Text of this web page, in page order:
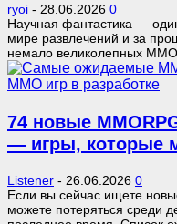
ryoi - 28.06.2026 0
Научная фантастика —
мире развлечений и за
немало великолепных
74 новые
— игры, которые
Listener - 26.06.2026 0
Если вы сейчас ищете
можете потеряться среди